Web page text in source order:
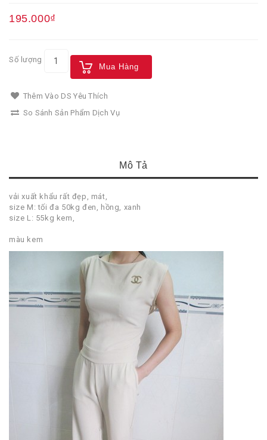
195.000₫
Số lượng
Mua Hàng
Thêm Vào DS Yêu Thích
So Sánh Sản Phẩm Dịch Vụ
Mô Tả
vải xuất khẩu rất đẹp, mát,
size M: tối đa 50kg đen, hồng, xanh
size L: 55kg kem,
màu kem